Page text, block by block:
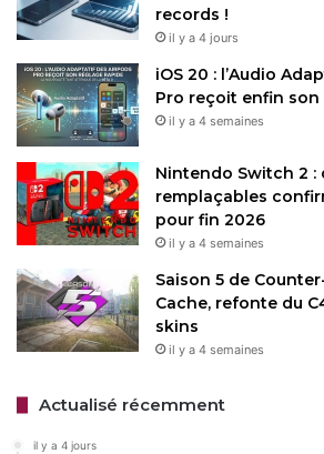
records !
il y a 4 jours
iOS 20 : l’Audio
Pro reçoit enfin
il y a 4 semaines
Nintendo Switch 2 :
remplaçables
pour fin 2026
il y a 4 semaines
Saison 5 de
Cache, refonte du
skins
il y a 4 semaines
Actualisé récemment
il y a 4 jours